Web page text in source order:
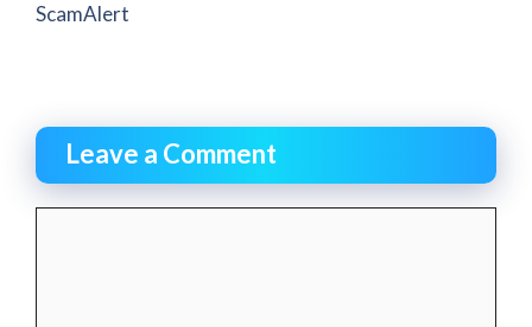
ScamAlert
Leave a Comment